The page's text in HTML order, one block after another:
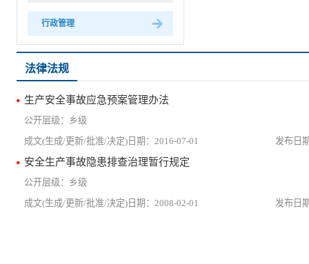
行政管理
法律法规
生产安全事故应急预案管理办法
乡级
2016-07-01
安全生产事故隐患排查治理暂行规定
乡级
2008-02-01